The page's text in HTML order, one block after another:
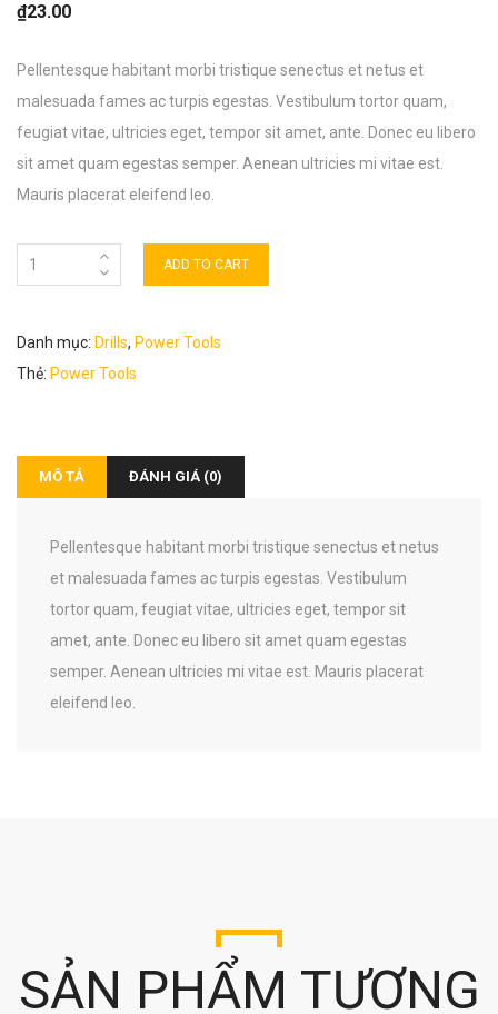
Email address:
₫23.00
Pellentesque habitant morbi tristique senectus et netus et
malesuada fames ac turpis egestas. Vestibulum tortor quam,
feugiat vitae, ultricies eget, tempor sit amet, ante. Donec eu libero
sit amet quam egestas semper. Aenean ultricies mi vitae est.
Mauris placerat eleifend leo.
ADD TO CART
Danh mục: Drills, Power Tools
Thẻ: Power Tools
MÔ TẢ ĐÁNH GIÁ (0)
Pellentesque habitant morbi tristique senectus et netus
et malesuada fames ac turpis egestas. Vestibulum
tortor quam, feugiat vitae, ultricies eget, tempor sit
amet, ante. Donec eu libero sit amet quam egestas
semper. Aenean ultricies mi vitae est. Mauris placerat
eleifend leo.
SẢN PHẨM TƯƠNG